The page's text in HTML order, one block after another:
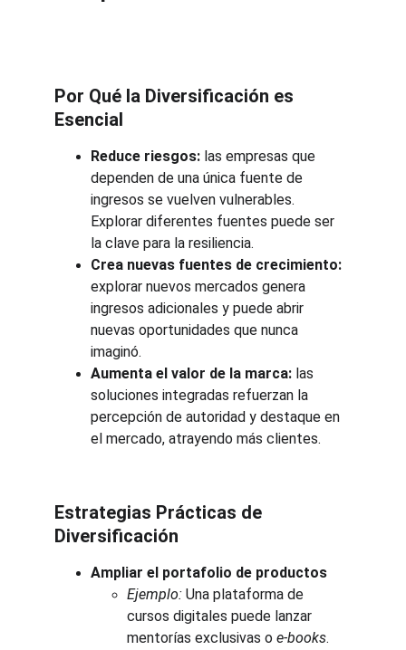
Por Qué la Diversificación es
Esencial
Reduce riesgos: las empresas que
dependen de una única fuente de
ingresos se vuelven vulnerables.
Explorar diferentes fuentes puede ser
la clave para la resiliencia.
Crea nuevas fuentes de crecimiento:
explorar nuevos mercados genera
ingresos adicionales y puede abrir
nuevas oportunidades que nunca
imaginó.
Aumenta el valor de la marca: las
soluciones integradas refuerzan la
percepción de autoridad y destaque en
el mercado, atrayendo más clientes.
Estrategias Prácticas de
Diversificación
Ampliar el portafolio de productos
Ejemplo: Una plataforma de
cursos digitales puede lanzar
mentorías exclusivas o e-books.